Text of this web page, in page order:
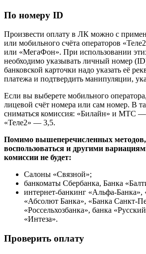
По номеру ID
Произвести оплату в ЛК можно с
или мобильного счёта операторов
или «МегаФон». При использовании
необходимо указывать личный номер
банковской карточки надо указать её
платежа и подтвердить манипуляции,
Если вы выберете мобильного
лицевой счёт номера или сам номер. В
сниматься комиссия: «Билайн» и МТС
«Теле2» — 3,5.
Помимо вышеперечисленных
воспользоваться и другими
комиссии не будет:
Салоны «Связной»;
банкоматы Сбербанка, Банка
интернет-банкинг «Альфа-Банка»,
«Абсолют Банка», «Банка Санкт-
«Россельхозбанка», банка
«Интеза».
Проверить оплату